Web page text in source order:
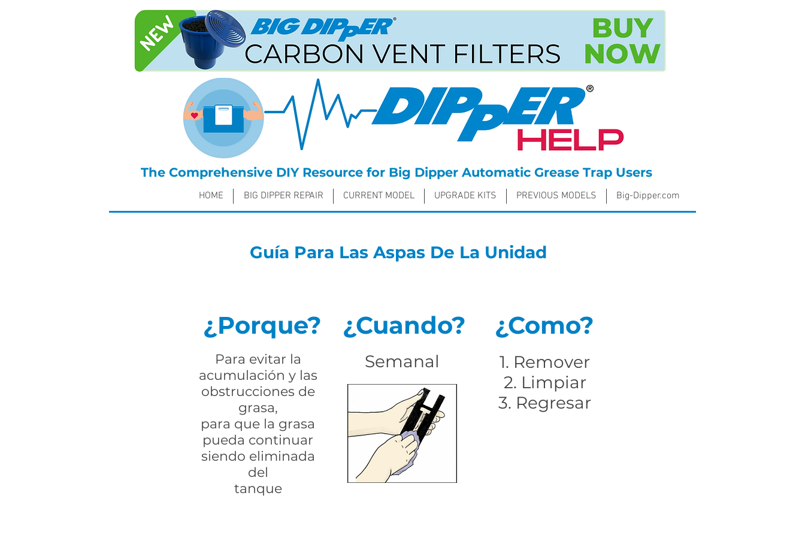
The Comprehensive DIY Resource for Big Dipper Automatic Grease Trap Users
HOME BIG DIPPER REPAIR CURRENT MODEL UPGRADE KITS PREVIOUS MODELS Big-Dipper.com
Guía Para Las Aspas De La Unidad
¿Porque?
Para evitar la
acumulación y las
obstrucciones de
grasa,
para que la grasa
pueda continuar
siendo eliminada
del
tanque
¿Cuando?
Semanal
¿Como?
1. Remover
2. Limpiar
3. Regresar